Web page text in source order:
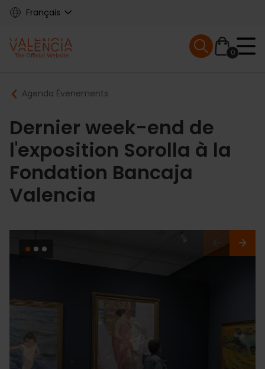
Skip
content
Français
Main
navigation
0
Mobile menu
Breadcrumb
Agenda Évenements
Dernier week-end de
l'exposition Sorolla à la
Fondation Bancaja
Valencia